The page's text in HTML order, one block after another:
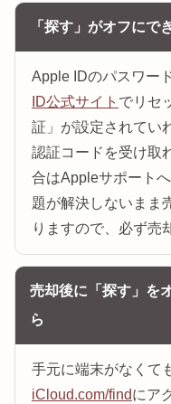
「探す」がオフにで
Apple IDのパスワー
ID公式サイト でリセ
証」が設定されてい
認証コードを受け取
合はAppleサポート
題が解決しないまま
りますので、必ず売
売却後に「探す」を
ら
手元に端末がなくて
iCloud.com/findにア